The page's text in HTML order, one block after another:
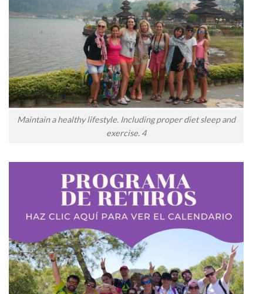
Maintain a healthy lifestyle. Including proper diet sleep and
exercise. 4